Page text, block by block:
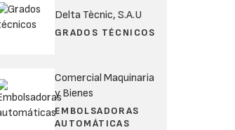
Delta Tècnic, S.A.U
GRADOS TÉCNICOS
Comercial Maquinaria
y Bienes
EMBOLSADORAS
AUTOMÁTICAS